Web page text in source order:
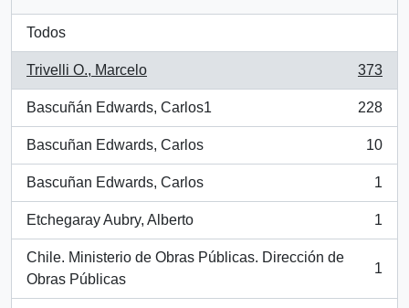
Todos
Trivelli O., Marcelo
, 373 resultados
373
Bascuñán Edwards, Carlos1
, 228 resultados
228
Bascuñan Edwards, Carlos
, 10 resultados
10
Bascuñan Edwards, Carlos
, 1 resultados
1
Etchegaray Aubry, Alberto
, 1 resultados
1
Chile. Ministerio de Obras Públicas. Dirección de
Obras Públicas
, 1 resultados
1